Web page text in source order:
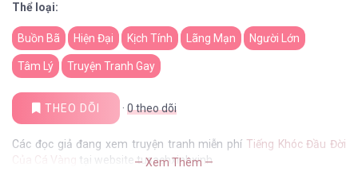
Thể loại:
Buồn Bã Hiện Đại Kịch Tính Lãng Mạn Người Lớn
Tâm Lý Truyện Tranh Gay
THEO DÕI · 0theo dõi
Các đọc giả đang xem truyện tranh miễn phí Tiếng Khóc Đầu Đời
Của Cá Vàng
tại website tusachxinhxinh
— Xem Thêm —